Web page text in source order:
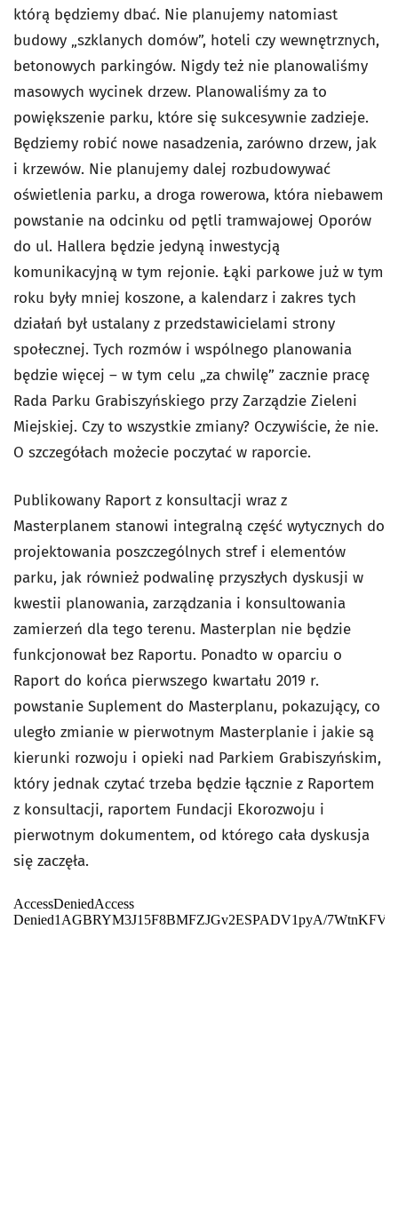
którą będziemy dbać. Nie planujemy natomiast
budowy „szklanych domów”, hoteli czy wewnętrznych,
betonowych parkingów. Nigdy też nie planowaliśmy
masowych wycinek drzew. Planowaliśmy za to
powiększenie parku, które się sukcesywnie zadzieje.
Będziemy robić nowe nasadzenia, zarówno drzew, jak
i krzewów. Nie planujemy dalej rozbudowywać
oświetlenia parku, a droga rowerowa, która niebawem
powstanie na odcinku od pętli tramwajowej Oporów
do ul. Hallera będzie jedyną inwestycją
komunikacyjną w tym rejonie. Łąki parkowe już w tym
roku były mniej koszone, a kalendarz i zakres tych
działań był ustalany z przedstawicielami strony
społecznej. Tych rozmów i wspólnego planowania
będzie więcej – w tym celu „za chwilę” zacznie pracę
Rada Parku Grabiszyńskiego przy Zarządzie Zieleni
Miejskiej. Czy to wszystkie zmiany? Oczywiście, że nie.
O szczegółach możecie poczytać w raporcie.
Publikowany Raport z konsultacji wraz z
Masterplanem stanowi integralną część wytycznych do
projektowania poszczególnych stref i elementów
parku, jak również podwalinę przyszłych dyskusji w
kwestii planowania, zarządzania i konsultowania
zamierzeń dla tego terenu. Masterplan nie będzie
funkcjonował bez Raportu. Ponadto w oparciu o
Raport do końca pierwszego kwartału 2019 r.
powstanie Suplement do Masterplanu, pokazujący, co
uległo zmianie w pierwotnym Masterplanie i jakie są
kierunki rozwoju i opieki nad Parkiem Grabiszyńskim,
który jednak czytać trzeba będzie łącznie z Raportem
z konsultacji, raportem Fundacji Ekorozwoju i
pierwotnym dokumentem, od którego cała dyskusja
się zaczęła.